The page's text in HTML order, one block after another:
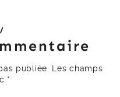
publiée.
Les champs
*